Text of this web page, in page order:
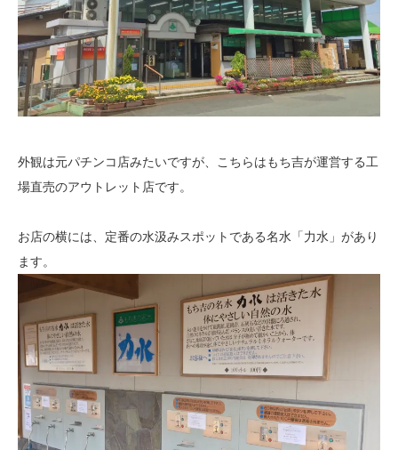
外観は元パチンコ店みたいですが、こちらはもち吉が運営する工
場直売のアウトレット店です。
お店の横には、定番の水汲みスポットである名水「力水」があり
ます。